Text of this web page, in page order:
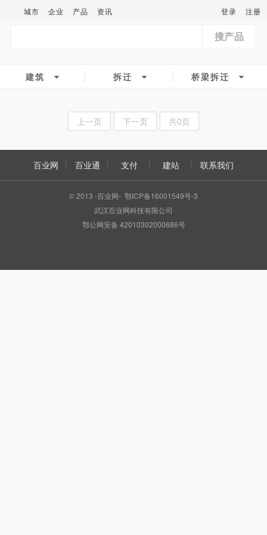
城市 企业 产品 资讯 登录 注册
搜产品
建筑 拆迁 桥梁拆迁
上一页 下一页 共0页
百业网 百业通 支付 建站 联系我们
© 2013 -百业网- 鄂ICP备16001549号-3
武汉百业网科技有限公司
鄂公网安备 42010302000686号